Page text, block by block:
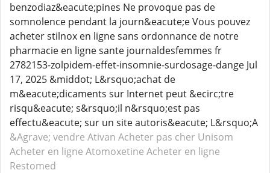
benzodiaz&eacute;pines Ne provoque pas de
somnolence pendant la journ&eacute;e Vous pouvez
acheter stilnox en ligne sans ordonnance de notre
pharmacie en ligne sante journaldesfemmes fr
2782153-zolpidem-effet-insomnie-surdosage-dange Jul
17, 2025 &middot; L&rsquo;achat de
m&eacute;dicaments sur Internet peut &ecirc;tre
risqu&eacute; s&rsquo;il n&rsquo;est pas
effectu&eacute; sur un site autoris&eacute; L&rsquo;A
&Agrave; vendre Ativan Acheter pas cher Unisom
Acheter en ligne Atomoxetine Acheter en ligne
Restomed